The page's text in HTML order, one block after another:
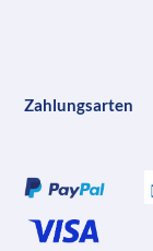
Zahlungsarten